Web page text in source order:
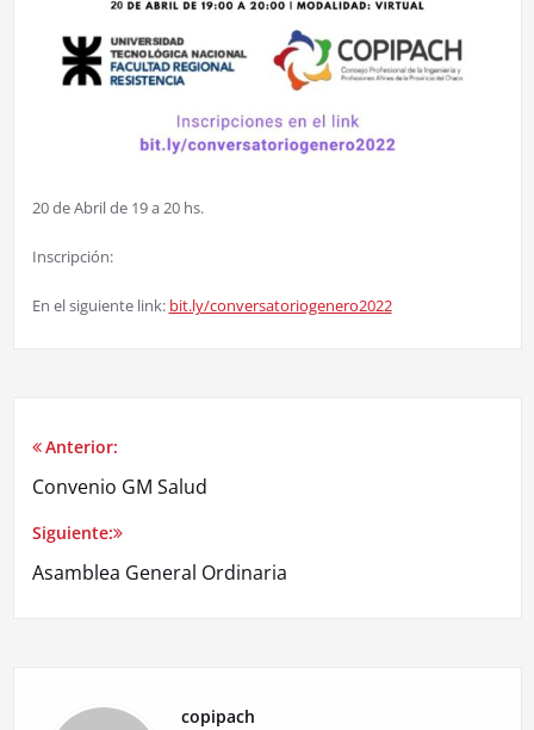
20 de Abril de 19 a 20 hs.
Inscripción:
En el siguiente link: bit.ly/conversatoriogenero2022
Anterior:
Convenio GM Salud
Siguiente:
Asamblea General Ordinaria
copipach